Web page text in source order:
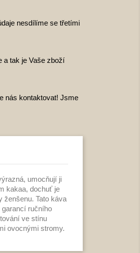
nesdílíme se třetími
a tak je Vaše zboží
nás kontaktovat! Jsme
umocňují ji
kakaa, dochuť je
ženšenu. Tato káva
garancí ručního
ve stínu
ovocnými stromy.